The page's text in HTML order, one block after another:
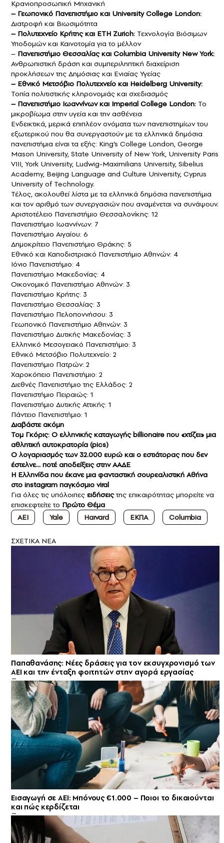
Κρανιοπροσωπική Μηχανική
– Γεωπονικό Πανεπιστήμιο και University College London:
Διατροφή και Βιωσιμότητα
– Πολυτεχνείο Κρήτης και ETH Zurich: Τεχνολογία Βιόσιμων
Υποδομών και Καινοτομία για το μέλλον
– Πανεπιστήμιο Θεσσαλίας και Columbia University New York:
Ανθρωπιστική δράση και συμπεριληπτική διαχείριση
προκλήσεων της Δημόσιας και Ενιαίας Υγείας
– Εθνικό Μετσόβιο Πολυτεχνείο και Heidelberg University:
Τοπία πολιτιστικής κληρονομιάς και σχεδιασμός
– Πανεπιστήμιο Ιωαννίνων και Imperial College London: Το
μικροβίωμα στην υγεία και την ασθένεια
Ενδεικτικά, μερικά επιπλέον ονόματα των πανεπιστημίων του
εξωτερικού που θα συνεργαστούν με τα ελληνικά δημόσια
πανεπιστήμια είναι τα εξής: King’s College London, George
Mason University, State University of New York, University Paris
VIII, York University, Ludwig-Maximilians University, Sibelius
Academy, Beijing Language and Culture University, Cyprus
University of Technology.
Τέλος, ακολουθεί λίστα με τα ελληνικά δημόσια πανεπιστήμια
και τον αριθμό των συνεργασιών που αναμένεται να συνάψουν.
Αριστοτέλειο Πανεπιστήμιο Θεσσαλονίκης: 12
Πανεπιστήμιο Ιωαννίνων: 7
Πανεπιστήμιο Αιγαίου: 6
Δημοκρίτειο Πανεπιστήμιο Θράκης: 5
Εθνικό και Καποδιστριακό Πανεπιστήμιο Αθηνών: 4
Ιόνιο Πανεπιστήμιο: 4
Πανεπιστήμιο Μακεδονίας: 4
Οικονομικό Πανεπιστήμιο Αθηνών: 3
Πανεπιστήμιο Κρήτης: 3
Πανεπιστήμιο Θεσσαλίας: 3
Πανεπιστήμιο Πελοποννήσου: 3
Γεωπονικό Πανεπιστήμιο Αθηνών: 3
Πανεπιστήμιο Δυτικής Μακεδονίας: 3
Ελληνικό Μεσογειακό Πανεπιστήμιο: 3
Εθνικό Μετσόβιο Πολυτεχνείο: 2
Πανεπιστήμιο Πατρών: 2
Χαροκόπειο Πανεπιστήμιο: 2
Διεθνές Πανεπιστήμιο της Ελλάδος: 2
Πανεπιστήμιο Πειραιώς: 1
Πανεπιστήμιο Δυτικής Αττικής: 1
Πάντειο Πανεπιστήμιο: 1
Διαβάστε ακόμη
Τομ Γκόρις: Ο ελληνικής καταγωγής billionaire που «χτίζει» μια
αθλητική αυτοκρατορία (pics)
Ο λογαριασμός των 32.000 ευρώ και ο εστιάτορας που δεν
έστελνε… ποτέ αποδείξεις στην ΑΑΔΕ
H Ελληνίδα που έκανε μια φανταστική σουρεαλιστική Αθήνα
στο instagram παγκόσμιο viral
Για όλες τις υπόλοιπες ειδήσειςτης επικαιρότητας μπορείτε να
επισκεφτείτε το Πρώτο Θέμα
ΑΕΙ
Yale Harvard ΕΚΠΑ Columbia
ΣXETIKA NEA
Παπαθανάσης: Νέες δράσεις για τον εκσυγχρονισμό των
ΑΕΙ και την ένταξη φοιτητών στην αγορά εργασίας
Εισαγωγή σε ΑΕΙ: Μπόνους €1.000 – Ποιοι το δικαιούνται
και πώς κερδίζεται